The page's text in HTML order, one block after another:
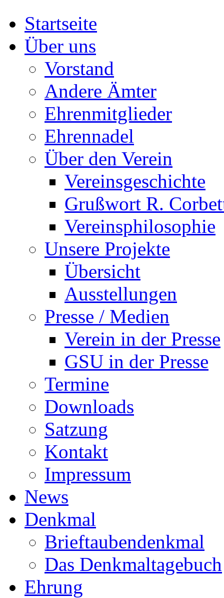
Startseite
Über uns
Vorstand
Andere Ämter
Ehrenmitglieder
Ehrennadel
Über den Verein
Vereinsgeschichte
Grußwort R.
Vereinsphilosophie
Unsere Projekte
Übersicht
Ausstellungen
Presse / Medien
Verein in der Presse
GSU in der Presse
Termine
Downloads
Satzung
Kontakt
Impressum
News
Denkmal
Brieftaubendenkmal
Das Denkmaltagebuch
Ehrung